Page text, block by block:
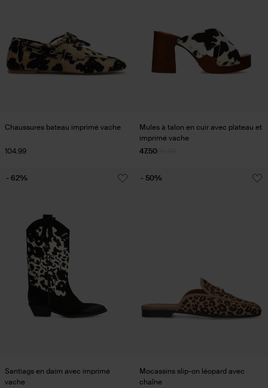
Chaussures bateau imprimé vache
104.99
Mules à talon en cuir avec plateau et
imprimé vache
47.50
Santiags en daim avec imprimé
vache
- 62%
Mocassins slip-on léopard avec
chaîne
- 50%